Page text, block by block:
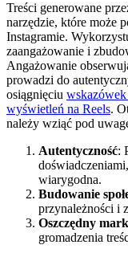
Treści generowane
narzędzie, które może
Instagramie.
zaangażowanie i
Angażowanie
prowadzi do
osiągnięciu
wyświetleń na Reels.
należy wziąć pod
Autentyczność:
wiarygodna.
Budowanie
przynależności i
Oszczędny
gromadzenia